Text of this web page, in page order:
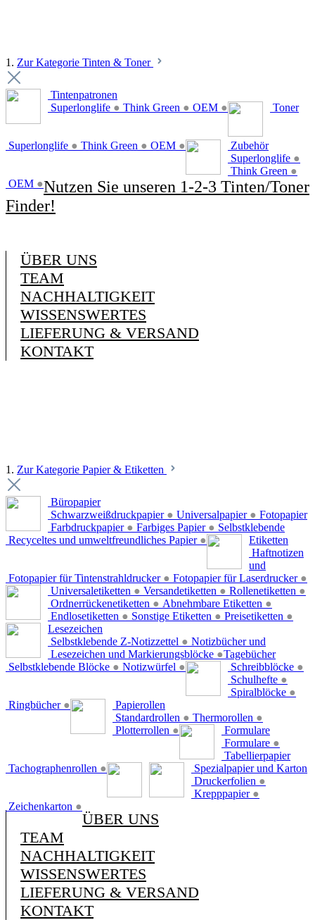
1. Zur Kategorie Tinten & Toner
Tintenpatronen
Superlonglife ● Think Green ● OEM ● Toner
Superlonglife ● Think Green ● OEM ●
Zubehör
Superlonglife ●
Think Green ●
OEM ●Nutzen Sie unseren 1-2-3 Tinten/Toner
Finder!
ÜBER UNS
TEAM
NACHHALTIGKEIT
WISSENSWERTES
LIEFERUNG & VERSAND
KONTAKT
1. Zur Kategorie Papier & Etiketten
Büropapier
Schwarzweißdruckpapier ● Universalpapier ●
Farbdruckpapier ● Farbiges Papier ●
Recyceltes und umweltfreundliches Papier ●
Fotopapier
Fotopapier für Tintenstrahldrucker ● Fotopapier für Laserdrucker ●
Selbstklebende
Etiketten
Universaletiketten ● Versandetiketten ● Rollenetiketten ●
Ordnerrückenetiketten ● Abnehmbare Etiketten ●
Endlosetiketten ● Sonstige Etiketten ● Preisetiketten ●
Haftnotizen
und
Lesezeichen
Selbstklebende Z-Notizzettel ●
Lesezeichen und Markierungsblöcke ●
Selbstklebende Blöcke ● Notizwürfel ●
Notizbücher und
Tagebücher
Schreibblöcke ●
Schulhefte ●
Spiralblöcke ●
Ringbücher ●
Papierollen
Standardrollen ● Thermorollen ●
Plotterrollen ●
Formulare
Formulare ●
Tachographenrollen ●
Tabellierpapier
Spezialpapier und Karton
Druckerfolien ●
Krepppapier ●
Zeichenkarton ●
ÜBER UNS
TEAM
NACHHALTIGKEIT
WISSENSWERTES
LIEFERUNG & VERSAND
KONTAKT